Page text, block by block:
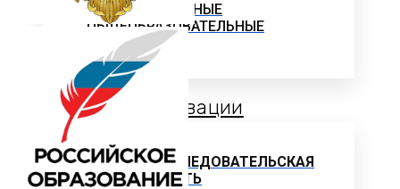
ДОПОЛНИТЕЛЬНЫЕ
ОБЩЕОБРАЗОВАТЕЛЬНЫЕ
ПРОГРАММЫ
Наука и Инновации
НАУЧНО-ИССЛЕДОВАТЕЛЬСКАЯ
ДЕЯТЕЛЬНОСТЬ